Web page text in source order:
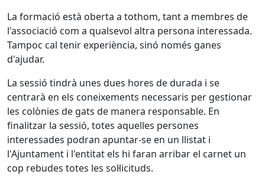
La formació està oberta a tothom, tant a membres de
l'associació com a qualsevol altra persona interessada.
Tampoc cal tenir experiència, sinó només ganes
d'ajudar.
La sessió tindrà unes dues hores de durada i se
centrarà en els coneixements necessaris per gestionar
les colònies de gats de manera responsable. En
finalitzar la sessió, totes aquelles persones
interessades podran apuntar-se en un llistat i
l'Ajuntament i l'entitat els hi faran arribar el carnet un
cop rebudes totes les sol·licituds.